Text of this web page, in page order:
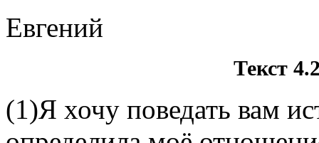
Евгений
Текст
(1)Я хочу поведать вам